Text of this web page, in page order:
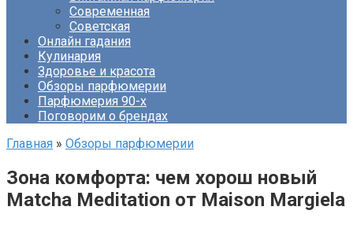
Современная
Советская
Онлайн гадания
Кулинария
Здоровье и красота
Обзоры парфюмерии
Парфюмерия 90-х
Поговорим о брендах
Главная » Обзоры парфюмерии
Зона комфорта: чем хорош новый
Matcha Meditation от Maison Margiela